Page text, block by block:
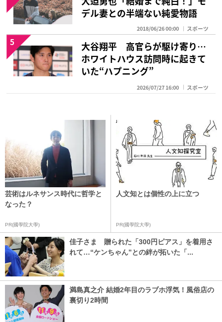
デル妻との半端ない純愛物語
2018/06/26 00:00 スポーツ
大谷翔平 高官らが駆け寄り…
ホワイトハウス訪問時に起きて
いた“ハプニング”
2026/07/27 16:00 スポーツ
5
芸術はルネサンス時代に哲学と
なった？
PR(國學院大學)
人文知とは個性の上に立つ
PR(國學院大學)
佳子さま 贈られた「300円ピアス」を着用さ
れて…“ケンちゃん”との絆が拓いた「...
満島真之介 結婚2年目のラブホ浮気！風俗店の
裏切り2時間